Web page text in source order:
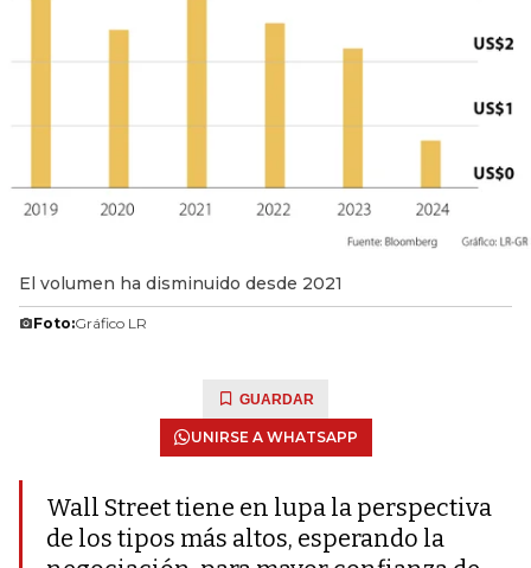
El volumen ha disminuido desde 2021
Foto:Gráfico LR
GUARDAR
UNIRSE A WHATSAPP
Wall Street tiene en lupa la perspectiva
de los tipos más altos, esperando la